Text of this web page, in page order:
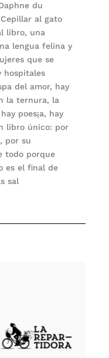
du
al gato
libro, una
lengua felina y
que se
hospitales
del amor, hay
la ternura, la
poes¡a, hay
libro único: por
por su
todo porque
es el final de
sal